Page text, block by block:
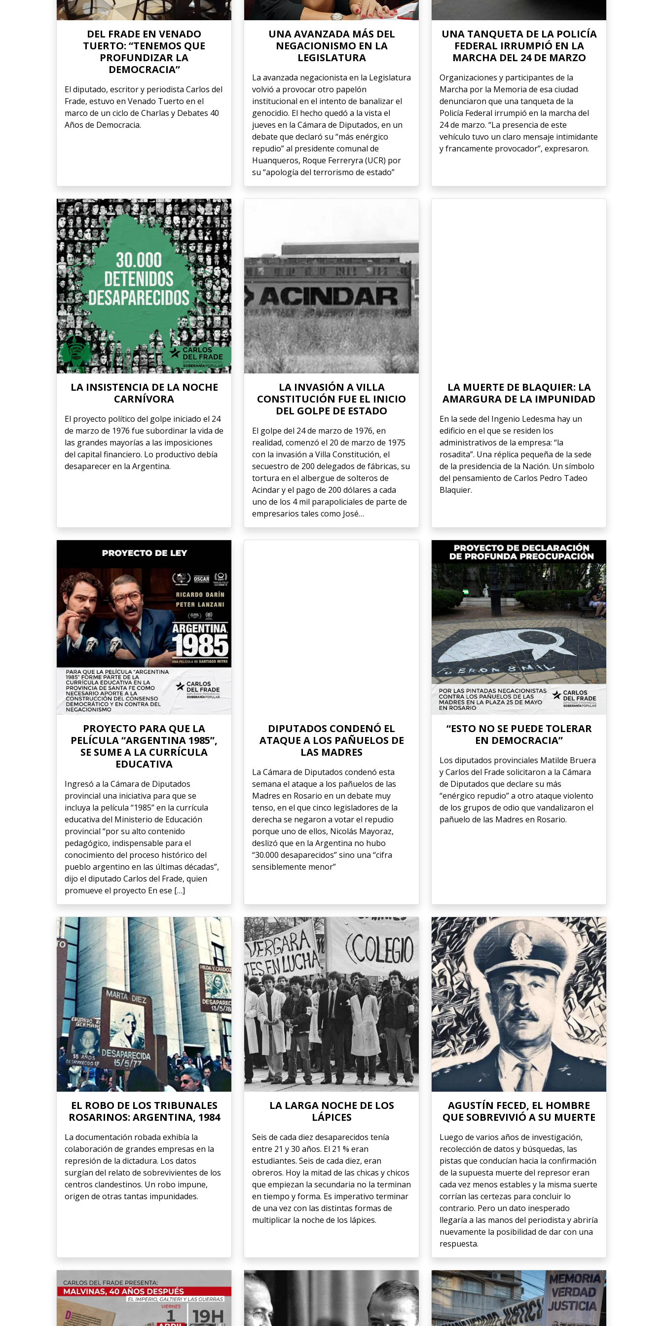
DEL FRADE EN VENADO
TUERTO: “TENEMOS QUE
PROFUNDIZAR LA
DEMOCRACIA”
El diputado, escritor y periodista Carlos del
Frade, estuvo en Venado Tuerto en el
marco de un ciclo de Charlas y Debates 40
Años de Democracia.
UNA AVANZADA MÁS DEL
NEGACIONISMO EN LA
LEGISLATURA
La avanzada negacionista en la Legislatura
volvió a provocar otro papelón
institucional en el intento de banalizar el
genocidio. El hecho quedó a la vista el
jueves en la Cámara de Diputados, en un
debate que declaró su “más enérgico
repudio” al presidente comunal de
Huanqueros, Roque Ferreryra (UCR) por
su “apología del terrorismo de estado”
UNA TANQUETA DE LA POLICÍA
FEDERAL IRRUMPIÓ EN LA
MARCHA DEL 24 DE MARZO
Organizaciones y participantes de la
Marcha por la Memoria de esa ciudad
denunciaron que una tanqueta de la
Policía Federal irrumpió en la marcha del
24 de marzo. “La presencia de este
vehículo tuvo un claro mensaje intimidante
y francamente provocador”, expresaron.
LA INSISTENCIA DE LA NOCHE
CARNÍVORA
El proyecto político del golpe iniciado el 24
de marzo de 1976 fue subordinar la vida de
las grandes mayorías a las imposiciones
del capital financiero. Lo productivo debía
desaparecer en la Argentina.
LA INVASIÓN A VILLA
CONSTITUCIÓN FUE EL INICIO
DEL GOLPE DE ESTADO
El golpe del 24 de marzo de 1976, en
realidad, comenzó el 20 de marzo de 1975
con la invasión a Villa Constitución, el
secuestro de 200 delegados de fábricas, su
tortura en el albergue de solteros de
Acindar y el pago de 200 dólares a cada
uno de los 4 mil parapoliciales de parte de
empresarios tales como José…
LA MUERTE DE BLAQUIER: LA
AMARGURA DE LA IMPUNIDAD
En la sede del Ingenio Ledesma hay un
edificio en el que se residen los
administrativos de la empresa: “la
rosadita”. Una réplica pequeña de la sede
de la presidencia de la Nación. Un símbolo
del pensamiento de Carlos Pedro Tadeo
Blaquier.
PROYECTO PARA QUE LA
PELÍCULA “ARGENTINA 1985”,
SE SUME A LA CURRÍCULA
EDUCATIVA
Ingresó a la Cámara de Diputados
provincial una iniciativa para que se
incluya la película “1985” en la currícula
educativa del Ministerio de Educación
provincial “por su alto contenido
pedagógico, indispensable para el
conocimiento del proceso histórico del
pueblo argentino en las últimas décadas”,
dijo el diputado Carlos del Frade, quien
promueve el proyecto En ese […]
DIPUTADOS CONDENÓ EL
ATAQUE A LOS PAÑUELOS DE
LAS MADRES
La Cámara de Diputados condenó esta
semana el ataque a los pañuelos de las
Madres en Rosario en un debate muy
tenso, en el que cinco legisladores de la
derecha se negaron a votar el repudio
porque uno de ellos, Nicolás Mayoraz,
deslizó que en la Argentina no hubo
“30.000 desaparecidos” sino una “cifra
sensiblemente menor”
“ESTO NO SE PUEDE TOLERAR
EN DEMOCRACIA”
Los diputados provinciales Matilde Bruera
y Carlos del Frade solicitaron a la Cámara
de Diputados que declare su más
“enérgico repudio” a otro ataque violento
de los grupos de odio que vandalizaron el
pañuelo de las Madres en Rosario.
EL ROBO DE LOS TRIBUNALES
ROSARINOS: ARGENTINA, 1984
La documentación robada exhibía la
colaboración de grandes empresas en la
represión de la dictadura. Los datos
surgían del relato de sobrevivientes de los
centros clandestinos. Un robo impune,
origen de otras tantas impunidades.
LA LARGA NOCHE DE LOS
LÁPICES
Seis de cada diez desaparecidos tenía
entre 21 y 30 años. El 21 % eran
estudiantes. Seis de cada diez, eran
obreros. Hoy la mitad de las chicas y chicos
que empiezan la secundaria no la terminan
en tiempo y forma. Es imperativo terminar
de una vez con las distintas formas de
multiplicar la noche de los lápices.
AGUSTÍN FECED, EL HOMBRE
QUE SOBREVIVIÓ A SU MUERTE
Luego de varios años de investigación,
recolección de datos y búsquedas, las
pistas que conducían hacia la confirmación
de la supuesta muerte del represor eran
cada vez menos estables y la misma suerte
corrían las certezas para concluir lo
contrario. Pero un dato inesperado
llegaría a las manos del periodista y abriría
nuevamente la posibilidad de dar con una
respuesta.